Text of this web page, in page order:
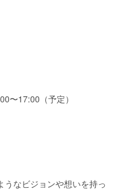
17:00（予定）
うなビジョンや想いを持っ